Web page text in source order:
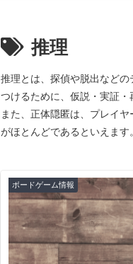
推理
推理とは、探偵や脱出など
つけるために、仮説・実証・
また、正体隠匿は、プレイ
がほとんどであるといえます。
ボードゲーム情報